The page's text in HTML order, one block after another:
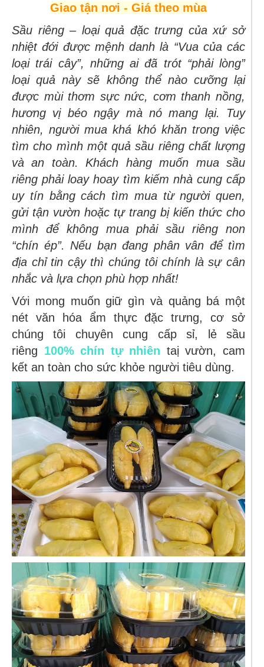
Giao tận nơi - Giá theo mùa
Sầu riêng – loại quả đặc trưng của xứ sở
nhiệt đới được mệnh danh là “Vua của các
loại trái cây”, những ai đã trót “phải lòng”
loại quả này sẽ không thể nào cưỡng lại
được mùi thơm sực nức, cơm thanh nồng,
hương vị béo ngậy mà nó mang lại. Tuy
nhiên, người mua khá khó khăn trong việc
tìm cho mình một quả sầu riêng chất lượng
và an toàn. Khách hàng muốn mua sầu
riêng phải loay hoay tìm kiếm nhà cung cấp
uy tín bằng cách tìm mua từ người quen,
gửi tận vườn hoặc tự trang bị kiến thức cho
mình để không mua phải sầu riêng non
“chín ép”. Nếu bạn đang phân vân để tìm
địa chỉ tin cậy thì chúng tôi chính là sự cân
nhắc và lựa chọn phù hợp nhất!
Với mong muốn giữ gìn và quảng bá một
nét văn hóa ẩm thực đặc trưng, cơ sở
chúng tôi chuyên cung cấp sỉ, lẻ sầu
riêng 100% chín tự nhiên taị vườn, cam
kết an toàn cho sức khỏe người tiêu dùng.